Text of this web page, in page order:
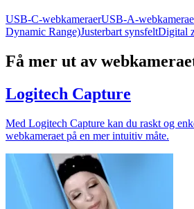
USB-C-webkameraerUSB-A-
Dynamic Range)Justerbart synsfeltDigital
Få mer ut av
Logitech Capture
Med Logitech Capture kan du raskt og
webkameraet på en mer intuitiv måte.